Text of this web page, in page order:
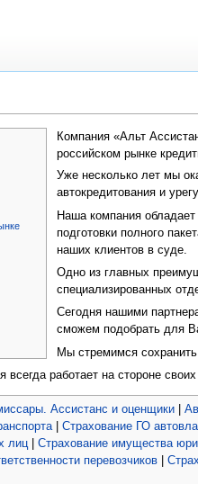
Компания «Альт
российском рынке
Уже несколько лет мы
автокредитования и
Наша компания обладает
подготовки полного
наших клиентов в суде.
Одно из главных
специализированных
Сегодня нашими
сможем подобрать для
Мы стремимся
всегда работает на стороне
Ассистанс и оценщики
Страхование ГО
лиц Страхование имущества
перевозчиков